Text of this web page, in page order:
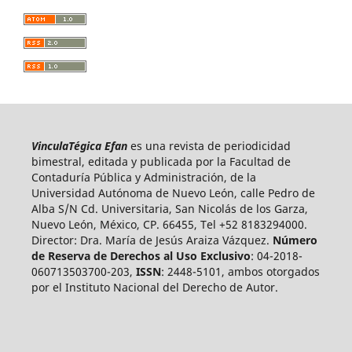
VinculaTégica Efanes una revista de periodicidad
bimestral, editada y publicada por la Facultad de
Contaduría Pública y Administración, de la
Universidad Autónoma de Nuevo León, calle Pedro de
Alba S/N Cd. Universitaria, San Nicolás de los Garza,
Nuevo León, México, CP. 66455, Tel +52 8183294000.
Director: Dra. María de Jesús Araiza Vázquez. Número
de Reserva de Derechos al Uso Exclusivo: 04-2018-
060713503700-203, ISSN: 2448-5101, ambos otorgados
por el Instituto Nacional del Derecho de Autor.